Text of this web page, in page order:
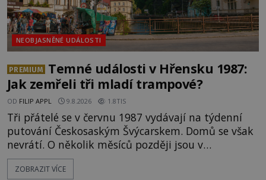
NEOBJASNĚNÉ UDÁLOSTI
PREMIUM
Temné události v Hřensku 1987:
Jak zemřeli tři mladí trampové?
OD FILIP APPL 9.8.2026 1.8TIS
Tři přátelé se v červnu 1987 vydávají na týdenní
putování Českosaským Švýcarskem. Domů se však
nevrátí. O několik měsíců později jsou v
nepřístupných skalách u Hřenska nalezeny jejich
kostry – a s nimi stopy, které se jen obtížně slučují
ZOBRAZIT VÍCE